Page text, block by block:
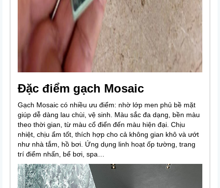
Đặc điểm gạch Mosaic
Gạch Mosaic có nhiều ưu điểm: nhờ lớp men phủ bề mặt
giúp dễ dàng lau chùi, vệ sinh. Màu sắc đa dạng, bền màu
theo thời gian, từ màu cổ điển đến màu hiện đại. Chịu
nhiệt, chịu ẩm tốt, thích hợp cho cả không gian khô và ướt
như nhà tắm, hồ bơi. Ứng dụng linh hoạt ốp tường, trang
trí điểm nhấn, bể bơi, spa…